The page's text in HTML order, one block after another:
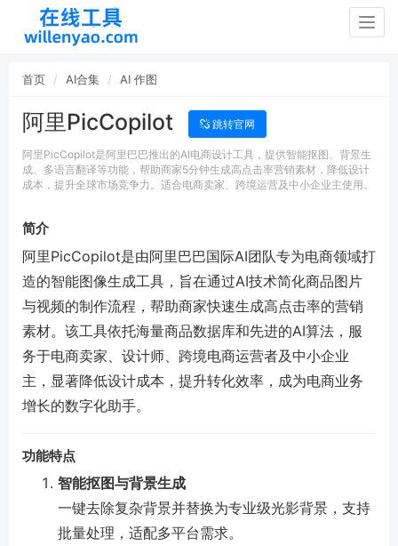
首页 AI合集 AI 作图
阿里PicCopilot 跳转官网
阿里PicCopilot是阿里巴巴推出的AI电商设计工具，提供智能抠图、背景生
成、多语言翻译等功能，帮助商家5分钟生成高点击率营销素材，降低设计
成本，提升全球市场竞争力。适合电商卖家、跨境运营及中小企业主使用。
简介
阿里PicCopilot是由阿里巴巴国际AI团队专为电商领域打
造的智能图像生成工具，旨在通过AI技术简化商品图片
与视频的制作流程，帮助商家快速生成高点击率的营销
素材。该工具依托海量商品数据库和先进的AI算法，服
务于电商卖家、设计师、跨境电商运营者及中小企业
主，显著降低设计成本，提升转化效率，成为电商业务
增长的数字化助手。
功能特点
智能抠图与背景生成
一键去除复杂背景并替换为专业级光影背景，支持
批量处理，适配多平台需求。